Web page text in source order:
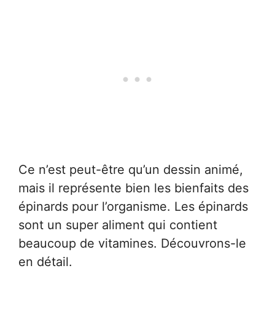
Ce n’est peut-être qu’un dessin animé,
mais il représente bien les bienfaits des
épinards pour l’organisme. Les épinards
sont un super aliment qui contient
beaucoup de vitamines. Découvrons-le
en détail.